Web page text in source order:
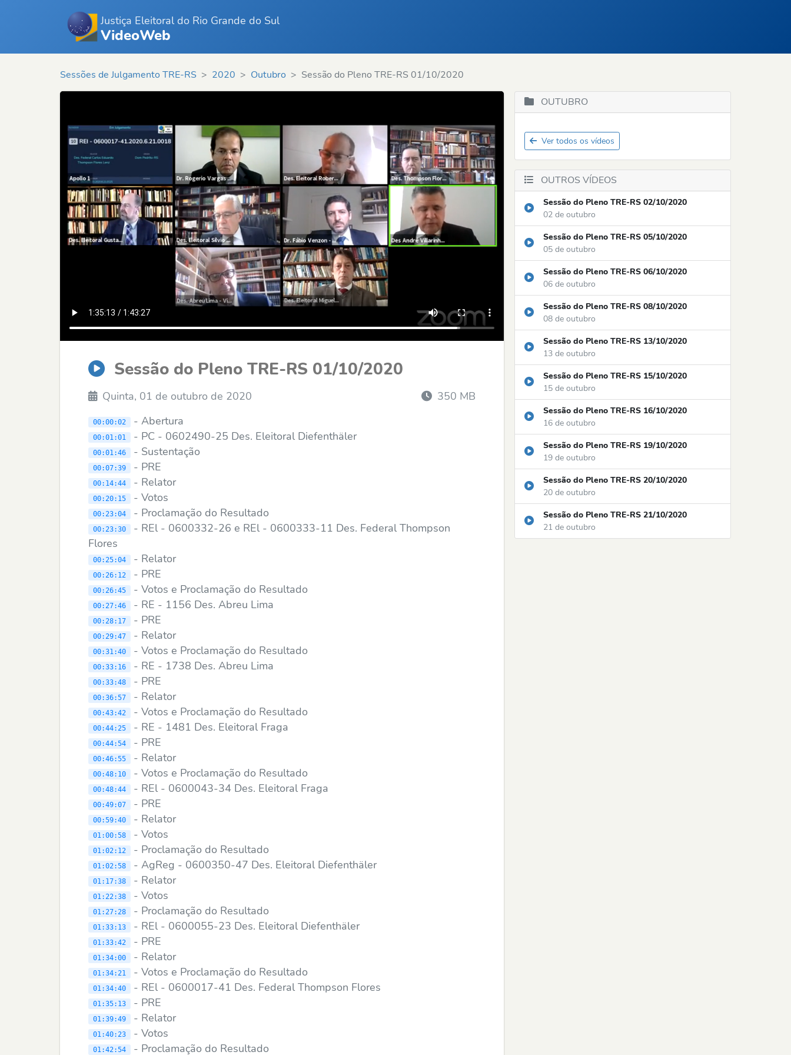
Justiça Eleitoral do Rio Grande do Sul
VideoWeb
Sessões de Julgamento TRE-RS 2020 Outubro Sessão do Pleno TRE-RS 01/10/2020
Sessão do Pleno TRE-RS 01/10/2020
Quinta, 01 de outubro de 2020 350 MB
00:00:02 - Abertura
00:01:01 - PC - 0602490-25 Des. Eleitoral Diefenthäler
00:01:46 - Sustentação
00:07:39 - PRE
00:14:44 - Relator
00:20:15 - Votos
00:23:04 - Proclamação do Resultado
00:23:30
- REl - 0600332-26 e REl - 0600333-11 Des. Federal Thompson
Flores
00:25:04 - Relator
00:26:12 - PRE
00:26:45 - Votos e Proclamação do Resultado
00:27:46 - RE - 1156 Des. Abreu Lima
00:28:17 - PRE
00:29:47 - Relator
00:31:40 - Votos e Proclamação do Resultado
00:33:16 - RE - 1738 Des. Abreu Lima
00:33:48 - PRE
00:36:57 - Relator
00:43:42 - Votos e Proclamação do Resultado
00:44:25 - RE - 1481 Des. Eleitoral Fraga
00:44:54 - PRE
00:46:55 - Relator
00:48:10 - Votos e Proclamação do Resultado
00:48:44 - REl - 0600043-34 Des. Eleitoral Fraga
00:49:07 - PRE
00:59:40 - Relator
01:00:58 - Votos
01:02:12 - Proclamação do Resultado
01:02:58 - AgReg - 0600350-47 Des. Eleitoral Diefenthäler
01:17:38 - Relator
01:22:38 - Votos
01:27:28 - Proclamação do Resultado
01:33:13 - REl - 0600055-23 Des. Eleitoral Diefenthäler
01:33:42 - PRE
01:34:00 - Relator
01:34:21 - Votos e Proclamação do Resultado
01:34:40 - REl - 0600017-41 Des. Federal Thompson Flores
01:35:13 - PRE
01:39:49 - Relator
01:40:23 - Votos
01:42:54 - Proclamação do Resultado
OUTUBRO
Ver todos os vídeos
OUTROS VÍDEOS
Sessão do Pleno TRE-RS 02/10/2020
02 de outubro
Sessão do Pleno TRE-RS 05/10/2020
05 de outubro
Sessão do Pleno TRE-RS 06/10/2020
06 de outubro
Sessão do Pleno TRE-RS 08/10/2020
08 de outubro
Sessão do Pleno TRE-RS 13/10/2020
13 de outubro
Sessão do Pleno TRE-RS 15/10/2020
15 de outubro
Sessão do Pleno TRE-RS 16/10/2020
16 de outubro
Sessão do Pleno TRE-RS 19/10/2020
19 de outubro
Sessão do Pleno TRE-RS 20/10/2020
20 de outubro
Sessão do Pleno TRE-RS 21/10/2020
21 de outubro